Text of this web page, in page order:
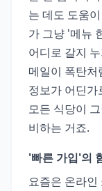
는 데도 도움
가 그냥 '메뉴
어디로 갈지
메일이 폭탄처
정보가 어딘가
모든 식당이
비하는 거죠.
'빠른 가입'의
요즘은 온라